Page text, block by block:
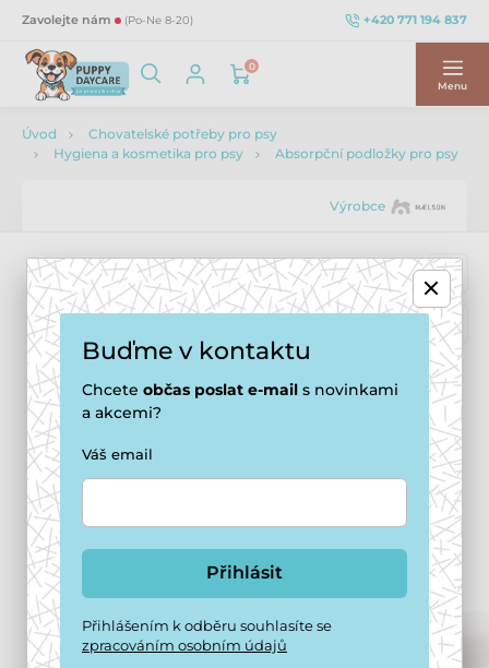
Zavolejte nám (Po-Ne 8-20) +420 771 194 837
0
Menu
Úvod
Chovatelské potřeby pro psy
Hygiena a kosmetika pro psy
Absorpční podložky pro psy
Výrobce
Buďme v kontaktu
Chcete občas poslat e-mail s novinkami
a akcemi?
Váš email
Přihlásit
Přihlášením k odběru souhlasíte se
zpracováním osobním údajů